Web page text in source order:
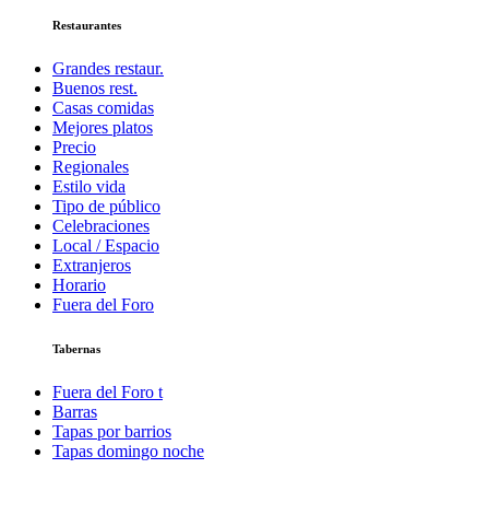
Restaurantes
Grandes restaur.
Buenos rest.
Casas comidas
Mejores platos
Precio
Regionales
Estilo vida
Tipo de público
Celebraciones
Local / Espacio
Extranjeros
Horario
Fuera del Foro
Tabernas
Fuera del Foro t
Barras
Tapas por barrios
Tapas domingo noche